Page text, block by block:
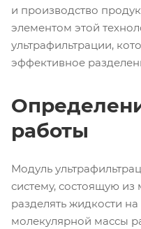
и производство
элементом этой
ультрафильтрации,
эффективное
работы
Модуль
систему, состоящую
разделять жидкости
молекулярной массы